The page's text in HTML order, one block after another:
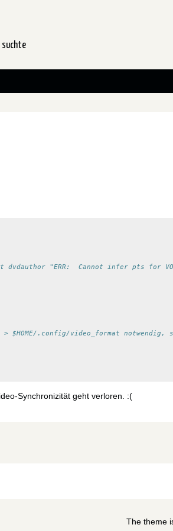
suchte
dvdauthor "ERR:  Cannot infer pts
$HOME/.config/video_format
Synchronizität geht verloren. :(
The theme